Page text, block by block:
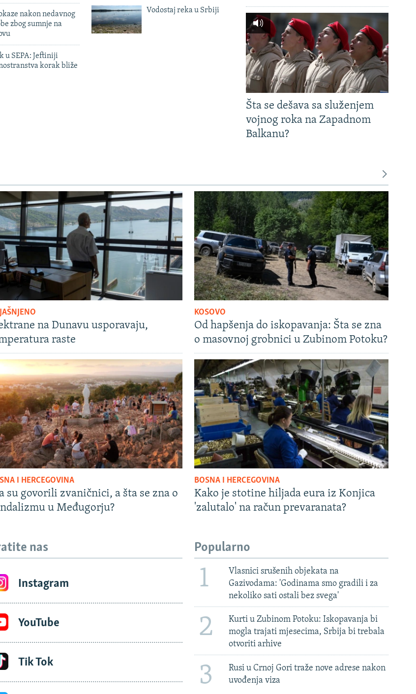
nakon nedavnog
zbog sumnje na
u SEPA: Jeftiniji
korak bliže
Vodostaj reka u Srbiji
Šta se dešava sa služenjem
vojnog roka na Zapadnom
Balkanu?
na Dunavu usporavaju,
raste
KOSOVO
Od hapšenja do iskopavanja: Šta se zna
o masovnoj grobnici u Zubinom Potoku?
I HERCEGOVINA
su govorili zvaničnici, a šta se zna o
u Međugorju?
BOSNA I HERCEGOVINA
Kako je stotine hiljada eura iz Konjica
'zalutalo' na račun prevaranata?
nas
Instagram
YouTube
Tik Tok
Popularno
1
Vlasnici srušenih objekata na
Gazivodama: 'Godinama smo gradili i za
nekoliko sati ostali bez svega'
2
Kurti u Zubinom Potoku: Iskopavanja bi
mogla trajati mjesecima, Srbija bi trebala
otvoriti arhive
3
Rusi u Crnoj Gori traže nove adrese nakon
uvođenja viza